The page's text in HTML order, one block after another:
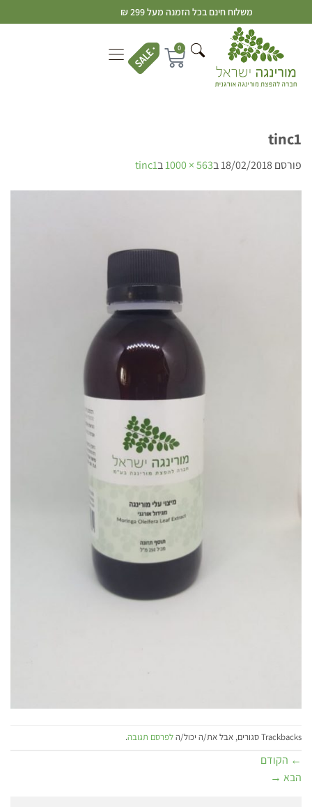
משלוח חינם בכל הזמנה מעל 299 ₪
0
tinc1
פורסם18/02/2018ב563 × 1000 בtinc1
Trackbacks סגורים, אבל את/ה יכול/ה לפרסם תגובה.
← הקודם
הבא →